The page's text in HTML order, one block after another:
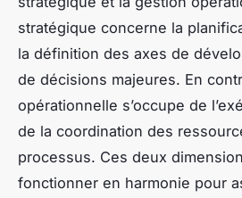
stratégique concerne la
la définition des axes de
de décisions majeures. En
opérationnelle s’occupe de
de la coordination des
processus. Ces deux
fonctionner en harmonie pour